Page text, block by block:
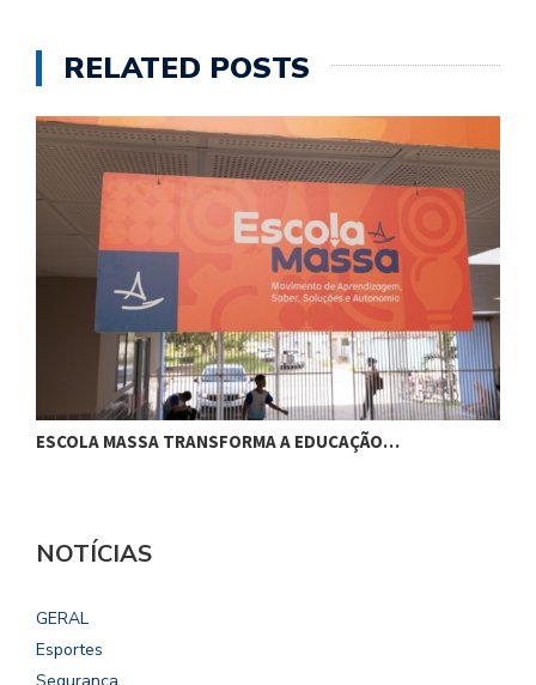
RELATED POSTS
ESCOLA MASSA TRANSFORMA A EDUCAÇÃO…
NOTÍCIAS
GERAL
Esportes